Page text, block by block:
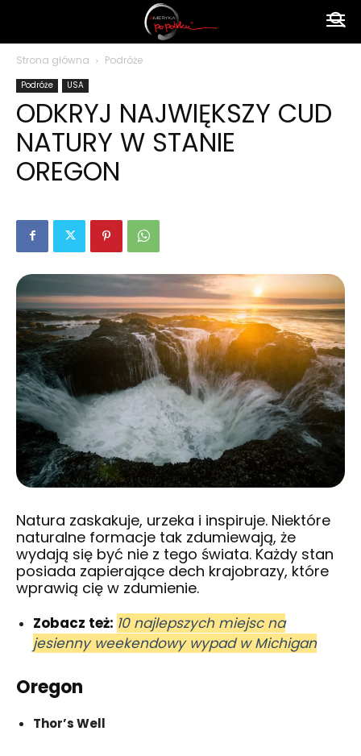
polsku
Strona główna Podróże
Podróże USA
ODKRYJ NAJWIĘKSZY CUD
NATURY W STANIE
OREGON
Natura zaskakuje, urzeka i inspiruje. Niektóre
naturalne formacje tak zdumiewają, że
wydają się być nie z tego świata. Każdy stan
posiada zapierające dech krajobrazy, które
wprawią cię w zdumienie.
Zobacz też: 10 najlepszych miejsc na
jesienny weekendowy wypad w Michigan
Oregon
Thor’s Well